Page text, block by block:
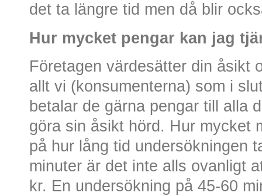
det ta längre tid men då blir
Hur mycket pengar kan jag
Företagen värdesätter din åsikt
allt vi (konsumenterna) som i
betalar de gärna pengar till alla
göra sin åsikt hörd. Hur mycket
på hur lång tid undersökningen
minuter är det inte alls ovanligt
kr. En undersökning på 45-60